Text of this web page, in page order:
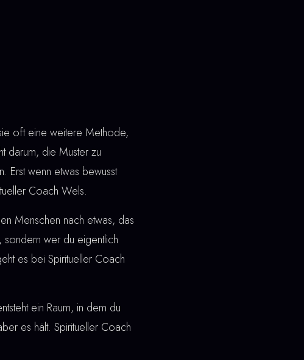
oft eine weitere Methode,
darum, die Muster zu
Erst wenn etwas bewusst
Coach Wels.
Menschen nach etwas, das
wer du eigentlich
es bei Spiritueller Coach
ein Raum, in dem du
es hält. Spiritueller Coach